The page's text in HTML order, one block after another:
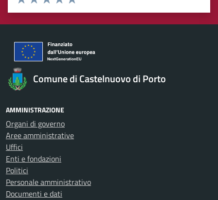
Valuta 5 stelle su 5
Valuta 4 stelle su 5
Valuta 3 stelle su 5
Valuta 2 stelle su 5
Valuta 1 stelle su 5
Comune di Castelnuovo di Porto
AMMINISTRAZIONE
Organi di governo
Aree amministrative
Uffici
Enti e fondazioni
Politici
Personale amministrativo
Documenti e dati